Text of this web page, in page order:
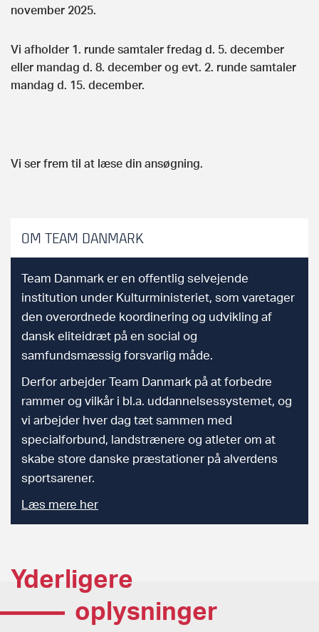
november 2025.
Vi afholder 1. runde samtaler fredag d. 5. december
eller mandag d. 8. december og evt. 2. runde samtaler
mandag d. 15. december.
Vi ser frem til at læse din ansøgning.
OM TEAM DANMARK
Team Danmark er en offentlig selvejende
institution under Kulturministeriet, som varetager
den overordnede koordinering og udvikling af
dansk eliteidræt på en social og
samfundsmæssig forsvarlig måde.
Derfor arbejder Team Danmark på at forbedre
rammer og vilkår i bl.a. uddannelsessystemet, og
vi arbejder hver dag tæt sammen med
specialforbund, landstrænere og atleter om at
skabe store danske præstationer på alverdens
sportsarener.
Læs mere her
Yderligere
oplysninger